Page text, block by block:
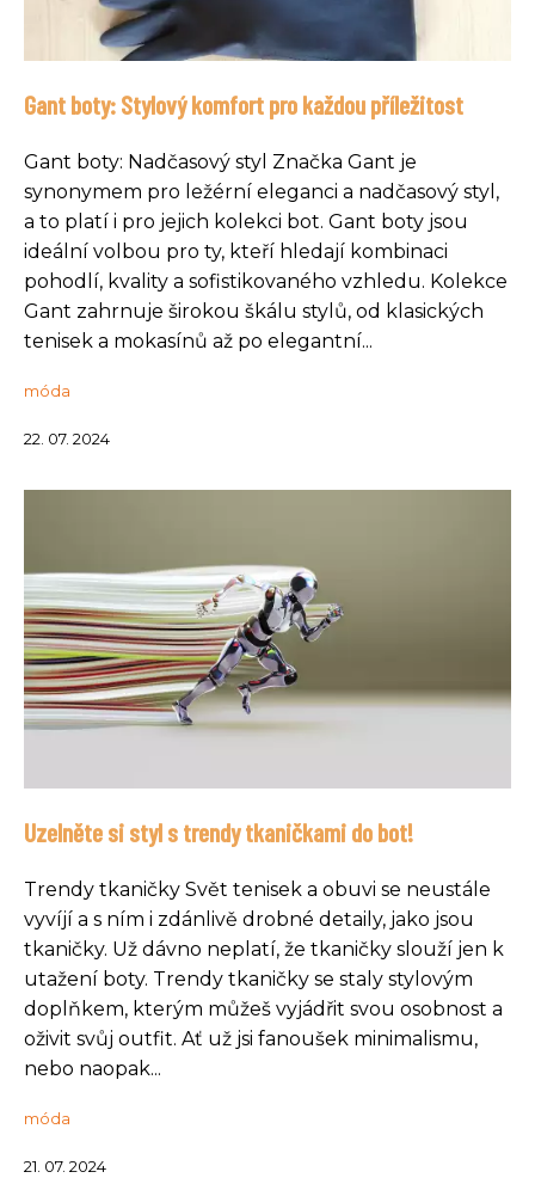
Gant boty: Stylový komfort pro každou příležitost
Gant boty: Nadčasový styl Značka Gant je
synonymem pro ležérní eleganci a nadčasový styl,
a to platí i pro jejich kolekci bot. Gant boty jsou
ideální volbou pro ty, kteří hledají kombinaci
pohodlí, kvality a sofistikovaného vzhledu. Kolekce
Gant zahrnuje širokou škálu stylů, od klasických
tenisek a mokasínů až po elegantní...
móda
22. 07. 2024
Uzelněte si styl s trendy tkaničkami do bot!
Trendy tkaničky Svět tenisek a obuvi se neustále
vyvíjí a s ním i zdánlivě drobné detaily, jako jsou
tkaničky. Už dávno neplatí, že tkaničky slouží jen k
utažení boty. Trendy tkaničky se staly stylovým
doplňkem, kterým můžeš vyjádřit svou osobnost a
oživit svůj outfit. Ať už jsi fanoušek minimalismu,
nebo naopak...
móda
21. 07. 2024